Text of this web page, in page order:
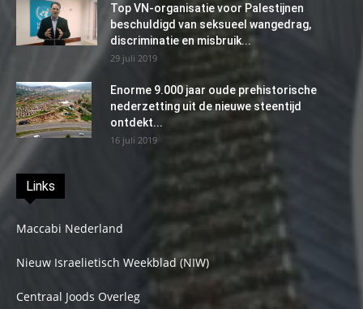
Top VN-organisatie voor Palestijnen
beschuldigd van seksueel wangedrag,
discriminatie en misbruik...
29 juli 2019
Enorme 9.000 jaar oude prehistorische
nederzetting uit de nieuwe steentijd
ontdekt...
16 juli 2019
Links
Maccabi Nederland
Nieuw Israelietisch Weekblad (NIW)
Centraal Joods Overleg